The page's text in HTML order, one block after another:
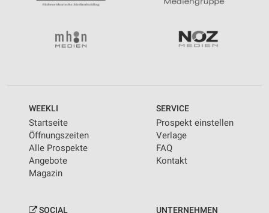
WEEKLI
Startseite
Öffnungszeiten
Alle Prospekte
Angebote
Magazin
SERVICE
Prospekt einstellen
Verlage
FAQ
Kontakt
SOCIAL UNTERNEHMEN